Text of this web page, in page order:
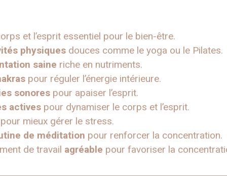
et l’esprit essentiel pour le bien-être.
physiquesdouces comme le yoga ou le Pilates.
saine riche en nutriments.
pour réguler l’énergie intérieure.
sonorespour apaiser l’esprit.
activespour dynamiser le corps et l’esprit.
mieux gérer le stress.
de méditation pour renforcer la concentration.
de travail agréable pour favoriser la